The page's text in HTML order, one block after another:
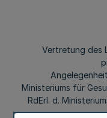
Vertretung des
Ministeriums für
RdErl. d.